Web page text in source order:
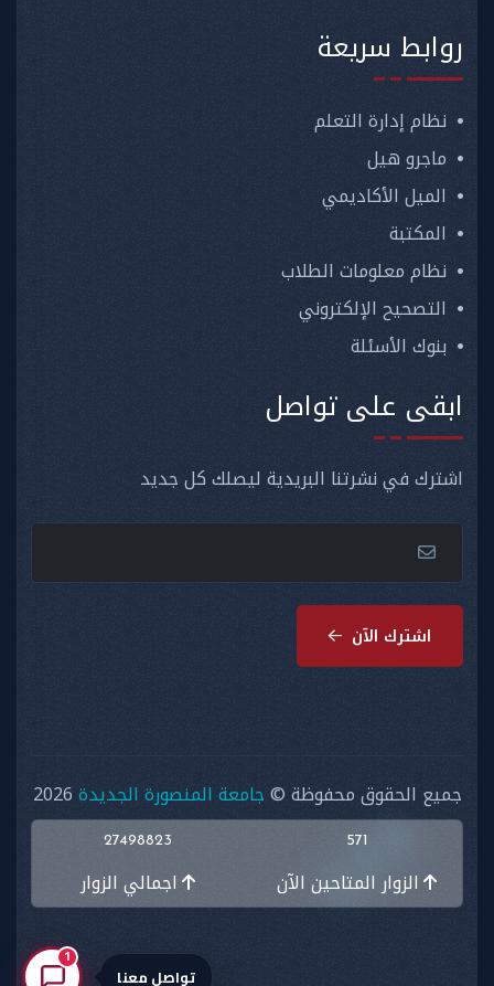
روابط سريعة
نظام إدارة التعلم
ماجرو هيل
الميل الأكاديمي
المكتبة
نظام معلومات الطلاب
التصحيح الإلكتروني
بنوك الأسئلة
ابقى على تواصل
اشترك في نشرتنا البريدية ليصلك كل جديد
اشترك الآن
جميع الحقوق محفوظة ©جامعة المنصورة الجديدة2026
571
الزوار المتاحين الآن
27498823
اجمالي الزوار
تواصل معنا
1